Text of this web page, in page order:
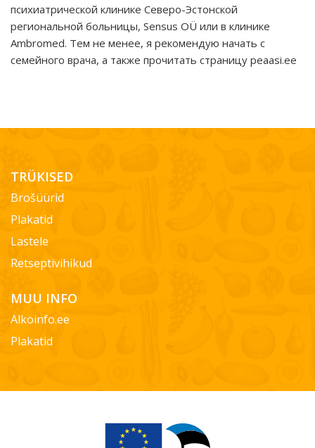
психиатрической клинике Северо-Эстонской
региональной больницы, Sensus OÜ или в клинике
Ambromed. Тем не менее, я рекомендую начать с
семейного врача, а также прочитать страницу peaasi.ee
TRÜKISED
Brošüürid
Plakatid
Lastele
Retseptivihikud
MUU INFO
Alkoinfo.ee
Plakatid